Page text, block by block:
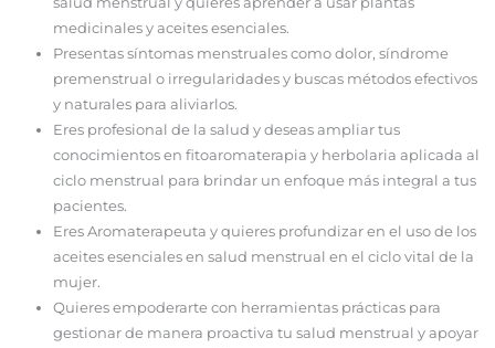
medicinales y aceites esenciales.
Presentas síntomas menstruales como dolor, síndrome
premenstrual o irregularidades y buscas métodos efectivos
y naturales para aliviarlos.
Eres profesional de la salud y deseas ampliar tus
conocimientos en fitoaromaterapia y herbolaria aplicada al
ciclo menstrual para brindar un enfoque más integral a tus
pacientes.
Eres Aromaterapeuta y quieres profundizar en el uso de los
aceites esenciales en salud menstrual en el ciclo vital de la
mujer.
Quieres empoderarte con herramientas prácticas para
gestionar de manera proactiva tu salud menstrual y apoyar